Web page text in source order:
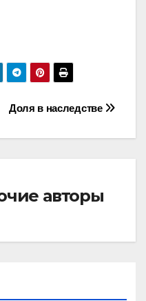
Доля в наследстве
авторы